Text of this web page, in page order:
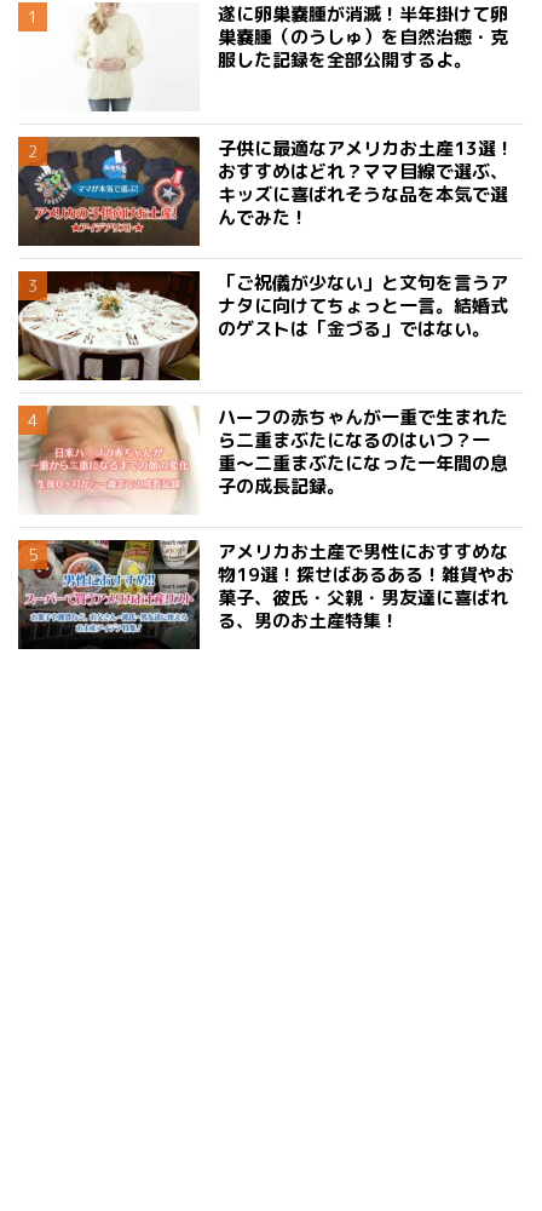
遂に卵巣嚢腫が消滅！半年掛けて卵
巣嚢腫（のうしゅ）を自然治癒・克
服した記録を全部公開するよ。
子供に最適なアメリカお土産13選！
おすすめはどれ？ママ目線で選ぶ、
キッズに喜ばれそうな品を本気で選
んでみた！
「ご祝儀が少ない」と文句を言うア
ナタに向けてちょっと一言。結婚式
のゲストは「金づる」ではない。
ハーフの赤ちゃんが一重で生まれた
ら二重まぶたになるのはいつ？一
重〜二重まぶたになった一年間の息
子の成長記録。
アメリカお土産で男性におすすめな
物19選！探せばあるある！雑貨やお
菓子、彼氏・父親・男友達に喜ばれ
る、男のお土産特集！